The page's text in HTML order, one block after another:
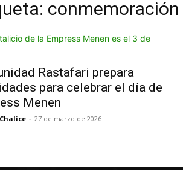
conmemoración
Rastafari prepara
para celebrar el día de
Menen
- 27 de marzo de 2026